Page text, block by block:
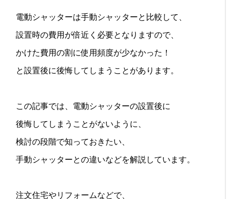
電動シャッターは手動シャッターと比較して、
設置時の費用が倍近く必要となりますので、
かけた費用の割に使用頻度が少なかった！
と設置後に後悔してしまうことがあります。
この記事では、電動シャッターの設置後に
後悔してしまうことがないように、
検討の段階で知っておきたい、
手動シャッターとの違いなどを解説しています。
注文住宅やリフォームなどで、